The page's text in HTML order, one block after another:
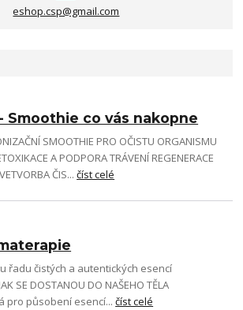
eshop.csp@gmail.com
Smoothie co vás nakopne
SMOOTHIE PRO OČISTU ORGANISMU
A PODPORA TRÁVENÍ REGENERACE
ČIS...číst celé
řadu čistých a autentických esencí
SE DOSTANOU DO NAŠEHO TĚLA
pro působení esencí...číst celé